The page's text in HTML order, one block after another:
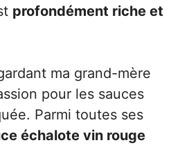
profondément riche et
ma grand-mère
pour les sauces
Parmi toutes ses
échalote vin rouge